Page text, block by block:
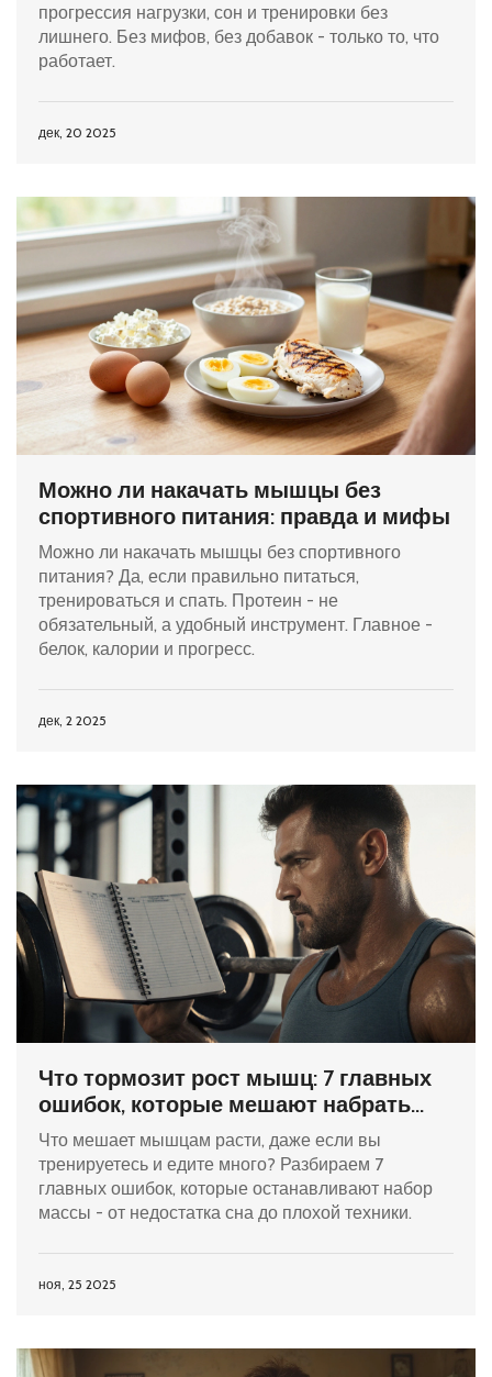
прогрессия нагрузки, сон и тренировки без
лишнего. Без мифов, без добавок - только то, что
работает.
дек, 20 2025
Можно ли накачать мышцы без
спортивного питания: правда и мифы
Можно ли накачать мышцы без спортивного
питания? Да, если правильно питаться,
тренироваться и спать. Протеин - не
обязательный, а удобный инструмент. Главное -
белок, калории и прогресс.
дек, 2 2025
Что тормозит рост мышц: 7 главных
ошибок, которые мешают набрать
массу
Что мешает мышцам расти, даже если вы
тренируетесь и едите много? Разбираем 7
главных ошибок, которые останавливают набор
массы - от недостатка сна до плохой техники.
ноя, 25 2025